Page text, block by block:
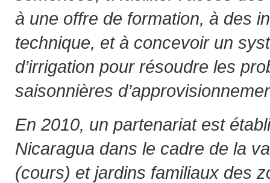
à une offre de formation, à des
technique, et à concevoir un
d’irrigation pour résoudre les
saisonnières
En 2010, un partenariat est
Nicaragua dans le cadre de la
(cours) et jardins familiaux des